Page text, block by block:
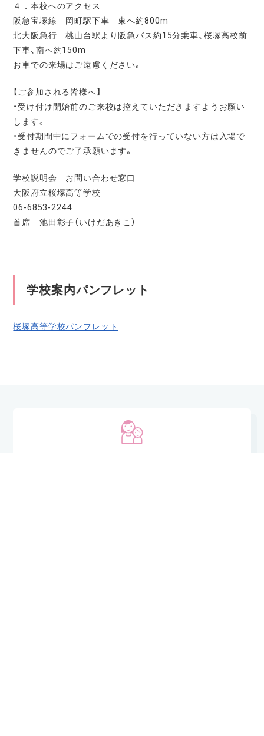
４．本校へのアクセス
阪急宝塚線 岡町駅下車 東へ約800m
北大阪急行 桃山台駅より阪急バス約15分乗車、桜塚高校前
下車、南へ約150m
お車での来場はご遠慮ください。
【ご参加される皆様へ】
・受け付け開始前のご来校は控えていただきますようお願い
します。
・受付期間中にフォームでの受付を行っていない方は入場で
きませんのでご了承願います。
学校説明会 お問い合わせ窓口
大阪府立桜塚高等学校
06-6853-2244
首席 池田彰子（いけだあきこ）
学校案内パンフレット
桜塚高等学校パンフレット